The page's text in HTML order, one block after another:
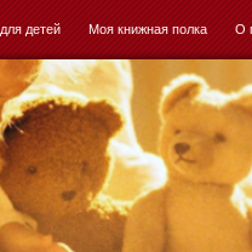
детей Моя книжная полка О